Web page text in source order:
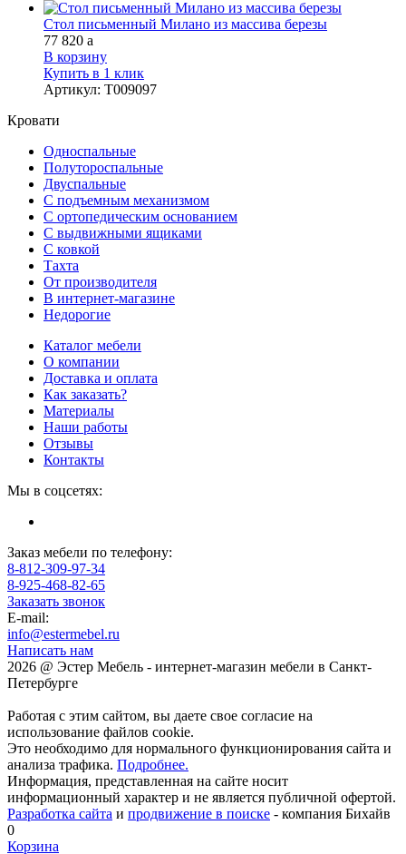
Стол письменный Милано из массива березы
77 820 a
В корзину
Купить в 1 клик
Артикул: Т009097
Кровати
Односпальные
Полутороспальные
Двуспальные
С подъемным механизмом
С ортопедическим основанием
С выдвижными ящиками
С ковкой
Тахта
От производителя
В интернет-магазине
Недорогие
Каталог мебели
О компании
Доставка и оплата
Как заказать?
Материалы
Наши работы
Отзывы
Контакты
Мы в соцсетях:
Заказ мебели по телефону:
8-812-309-97-34
8-925-468-82-65
Заказать звонок
E-mail:
info@estermebel.ru
Написать нам
2026 @ Эстер Мебель - интернет-магазин мебели в Санкт-
Петербурге
Работая с этим сайтом, вы даете свое согласие на
использование файлов cookie.
Это необходимо для нормального функционирования сайта и
анализа трафика. Подробнее.
Информация, представленная на сайте носит
информационный характер и не является публичной офертой.
Разработка сайта и продвижение в поиске - компания Бихайв
0
Корзина